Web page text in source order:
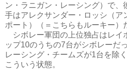
ン・ラニガン・レーシング）で、
手はアレクサンダー・ロッシ（ア
ポート）（＝こちらもルーキー）
シボレー軍団の上位独占はレイ
ップ10のうちの7台がシボレーだ
レーシング・チームズが1台を除
こういう状態。